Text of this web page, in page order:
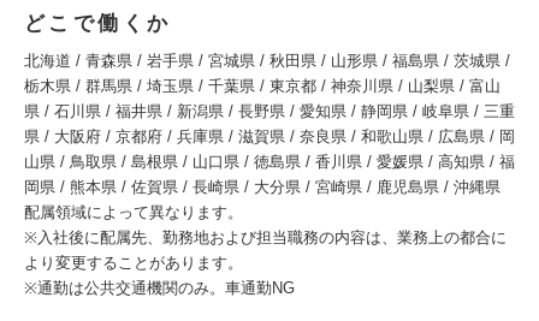
どこで働くか
北海道 / 青森県 / 岩手県 / 宮城県 / 秋田県 / 山形県 / 福島県 / 茨城県 /
栃木県 / 群馬県 / 埼玉県 / 千葉県 / 東京都 / 神奈川県 / 山梨県 / 富山
県 / 石川県 / 福井県 / 新潟県 / 長野県 / 愛知県 / 静岡県 / 岐阜県 / 三重
県 / 大阪府 / 京都府 / 兵庫県 / 滋賀県 / 奈良県 / 和歌山県 / 広島県 / 岡
山県 / 鳥取県 / 島根県 / 山口県 / 徳島県 / 香川県 / 愛媛県 / 高知県 / 福
岡県 / 熊本県 / 佐賀県 / 長崎県 / 大分県 / 宮崎県 / 鹿児島県 / 沖縄県
配属領域によって異なります。
※入社後に配属先、勤務地および担当職務の内容は、業務上の都合に
より変更することがあります。
※通勤は公共交通機関のみ。車通勤NG